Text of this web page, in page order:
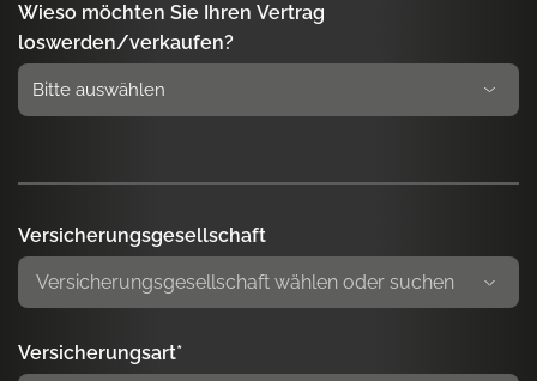
Wieso möchten Sie Ihren Vertrag
loswerden/verkaufen?
Versicherungsgesellschaft
Versicherungsart*